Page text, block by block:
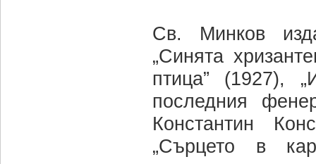
Св. Минков
„Синята
птица” (1927),
последния
Константин
„Сърцето в